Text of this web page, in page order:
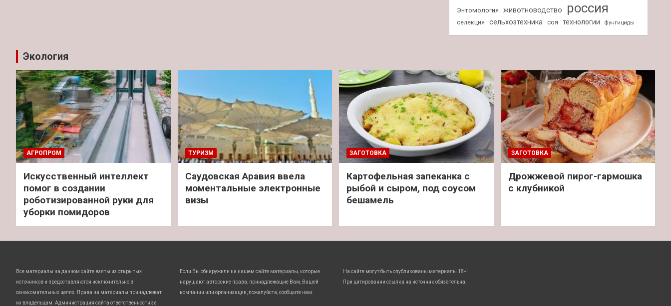
Энтомология животноводство россия
селекция сельхозтехника соя технологии фунгициды
Экология
АГРОПРОМ
Искусственный интеллект
помог в создании
роботизированной руки для
уборки помидоров
ТУРИЗМ
Саудовская Аравия ввела
моментальные электронные
визы
ЗАГОТОВКА
Картофельная запеканка с
рыбой и сыром, под соусом
бешамель
ЗАГОТОВКА
Дрожжевой пирог-гармошка
с клубникой
Все материалы на данном сайте взяты из открытых
источников и предоставляются исключительно в
ознакомительных целях. Права на материалы принадлежат
их владельцам. Администрация сайта ответственности за
Если Вы обнаружили на нашем сайте материалы, которые
нарушают авторские права, принадлежащие Вам, Вашей
компании или организации, пожалуйста, сообщите нам.
На сайте могут быть опубликованы материалы 18+!
При цитировании ссылка на источник обязательна.